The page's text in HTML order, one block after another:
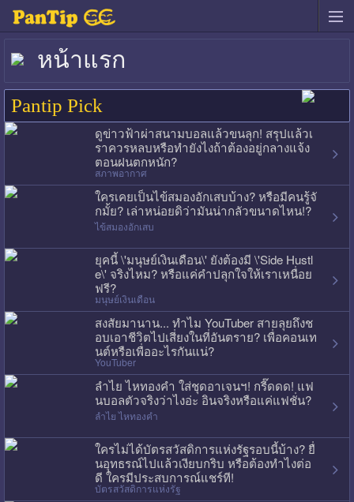
หน้าแรก
Pantip Pick
ดูข่าวฟ้าผ่าสนามบอลแล้วขนลุก! สรุปแล้วเ
ราควรหลบหรือทำยังไงถ้าต้องอยู่กลางแจ้ง
ตอนฝนตกหนัก?
สภาพอากาศ
ใครเคยเป็นไข้สมองอักเสบบ้าง? หรือมีคนรู้จั
กมั้ย? เล่าหน่อยดิว่ามันน่ากลัวขนาดไหน!?
ไข้สมองอักเสบ
ยุคนี้ \'มนุษย์เงินเดือน\' ยังต้องมี \'Side Hustl
e\' จริงไหม? หรือแค่คำปลุกใจให้เราเหนื่อย
ฟรี?
มนุษย์เงินเดือน
สงสัยมานาน... ทำไม YouTuber สายลุยถึงช
อบเอาชีวิตไปเสี่ยงในที่อันตราย? เพื่อคอนเท
นต์หรือเพื่ออะไรกันแน่?
YouTuber
ลำไย ไหทองคำ ใส่ชุดอาเจนฯ! กรี๊ดดด! แฟ
นบอลตัวจริงว่าไงอ่ะ อินจริงหรือแค่แฟชั่น?
ลำไย ไหทองคำ
ใครไม่ได้บัตรสวัสดิการแห่งรัฐรอบนี้บ้าง? ยื่
นอุทธรณ์ไปแล้วเงียบกริบ หรือต้องทำไงต่อ
ดี ใครมีประสบการณ์แชร์ที!
บัตรสวัสดิการแห่งรัฐ